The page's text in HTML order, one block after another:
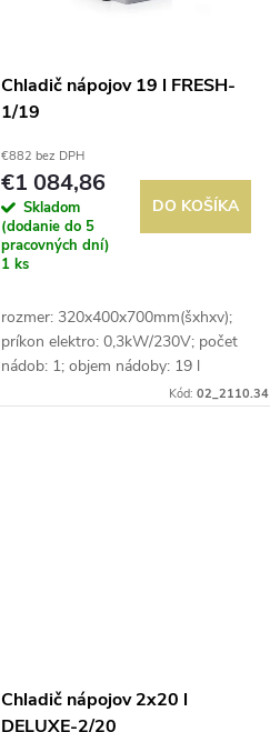
Chladič nápojov 19 l FRESH-
1/19
€882 bez DPH
€1 084,86
Skladom
(dodanie do 5
pracovných dní)
1 ks
DO KOŠÍKA
rozmer: 320x400x700mm(šxhxv);
príkon elektro: 0,3kW/230V; počet
nádob: 1; objem nádoby: 19 l
Kód:02_2110.34
Chladič nápojov 2x20 l
DELUXE-2/20